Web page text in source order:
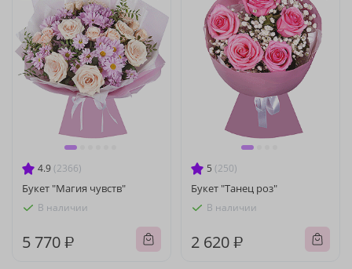
4.9 (2366)
Букет "Магия чувств"
В наличии
5 770 ₽
5 (250)
Букет "Танец роз"
В наличии
2 620 ₽